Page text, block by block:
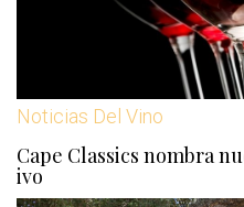
Noticias Del Vino
Cape Classics nombra
ivo